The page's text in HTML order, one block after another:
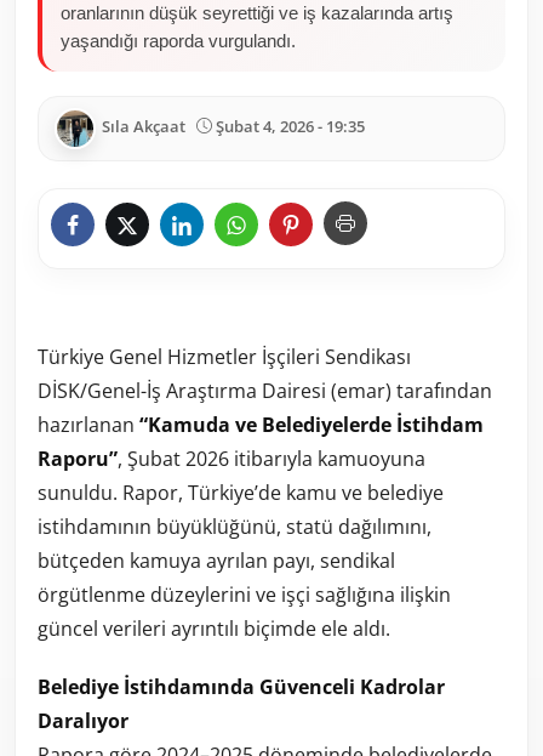
oranlarının düşük seyrettiği ve iş kazalarında artış
yaşandığı raporda vurgulandı.
Sıla Akçaat Şubat 4, 2026 - 19:35
Türkiye Genel Hizmetler İşçileri Sendikası
DİSK/Genel-İş Araştırma Dairesi (emar) tarafından
hazırlanan “Kamuda ve Belediyelerde İstihdam
Raporu”, Şubat 2026 itibarıyla kamuoyuna
sunuldu. Rapor, Türkiye’de kamu ve belediye
istihdamının büyüklüğünü, statü dağılımını,
bütçeden kamuya ayrılan payı, sendikal
örgütlenme düzeylerini ve işçi sağlığına ilişkin
güncel verileri ayrıntılı biçimde ele aldı.
Belediye İstihdamında Güvenceli Kadrolar
Daralıyor